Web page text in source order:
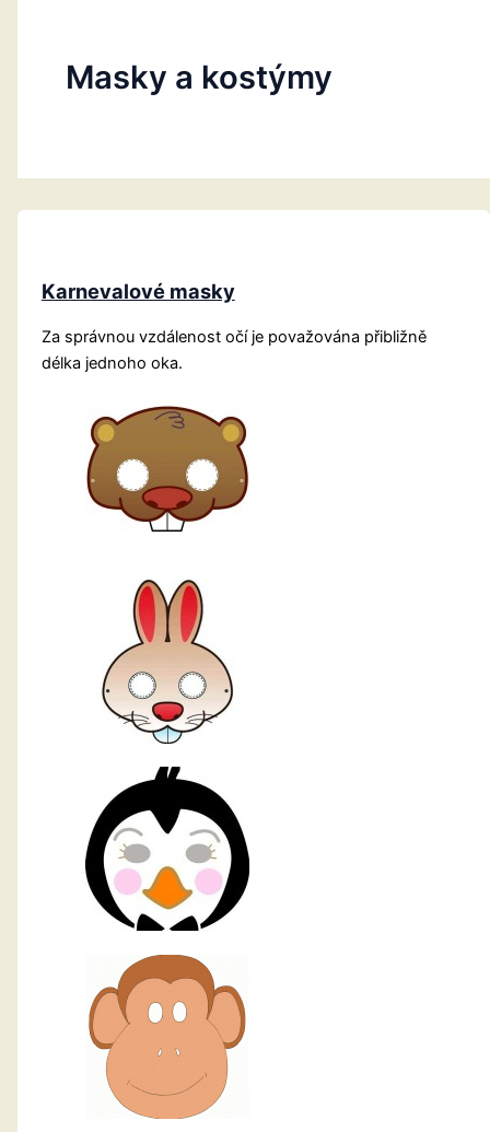
Masky a kostýmy
Karnevalové masky
Za správnou vzdálenost očí je považována přibližně
délka jednoho oka.